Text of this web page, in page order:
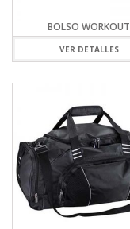
BOLSO WORKOUT
VER DETALLES